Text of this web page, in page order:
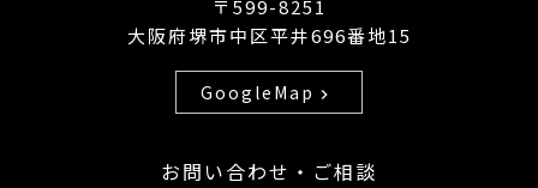
〒599-8251
大阪府堺市中区平井696番地15
GoogleMap chevron_right
お問い合わせ・ご相談